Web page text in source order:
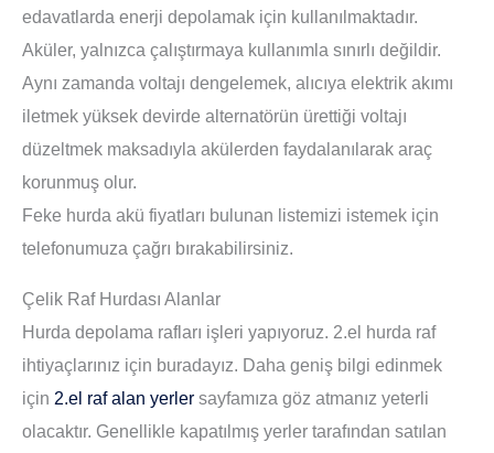
edavatlarda enerji depolamak için kullanılmaktadır.
Aküler, yalnızca çalıştırmaya kullanımla sınırlı değildir.
Aynı zamanda voltajı dengelemek, alıcıya elektrik akımı
iletmek yüksek devirde alternatörün ürettiği voltajı
düzeltmek maksadıyla akülerden faydalanılarak araç
korunmuş olur.
Feke hurda akü fiyatları bulunan listemizi istemek için
telefonumuza çağrı bırakabilirsiniz.
Çelik Raf Hurdası Alanlar
Hurda depolama rafları işleri yapıyoruz. 2.el hurda raf
ihtiyaçlarınız için buradayız. Daha geniş bilgi edinmek
için 2.el raf alan yerler sayfamıza göz atmanız yeterli
olacaktır. Genellikle kapatılmış yerler tarafından satılan